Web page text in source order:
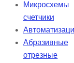
Микросхемы
счетчики
Абразивные
отрезные